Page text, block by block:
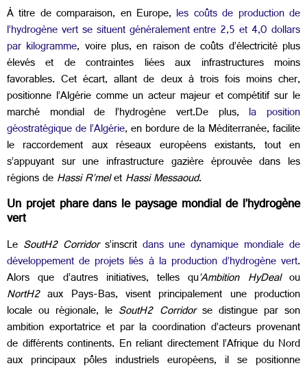
À titre de comparaison, en Europe, les coûts de production de
l’hydrogène vert se situent généralement entre 2,5 et 4,0 dollars
par kilogramme, voire plus, en raison de coûts d’électricité plus
élevés et de contraintes liées aux infrastructures moins
favorables. Cet écart, allant de deux à trois fois moins cher,
positionne l’Algérie comme un acteur majeur et compétitif sur le
marché mondial de l’hydrogène vert.De plus, la position
géostratégique de l’Algérie, en bordure de la Méditerranée, facilite
le raccordement aux réseaux européens existants, tout en
s’appuyant sur une infrastructure gazière éprouvée dans les
régions deHassi R’meletHassi Messaoud.
Un projet phare dans le paysage mondial de l’hydrogène
vert
Le SoutH2 Corridors’inscrit dans une dynamique mondiale de
développement de projets liés à la production d’hydrogène vert.
Alors que d’autres initiatives, telles qu’Ambition HyDealou
NortH2aux Pays-Bas, visent principalement une production
locale ou régionale, le SoutH2 Corridorse distingue par son
ambition exportatrice et par la coordination d’acteurs provenant
de différents continents. En reliant directement l’Afrique du Nord
aux principaux pôles industriels européens, il se positionne